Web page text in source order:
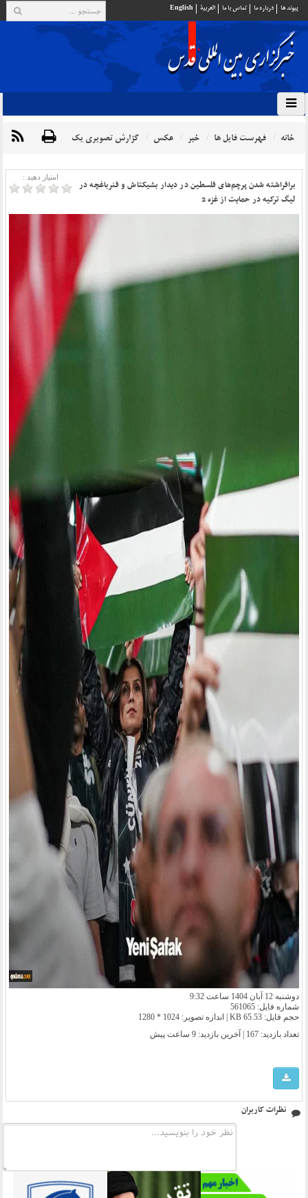
پيوند ها درباره ما تماس با ما العربية English
خانه فهرست فایل ها خبر عکس گزارش تصویری یک
امتیاز دهید :
برافراشته شدن پرچم‌های فلسطین در دیدار بشیکتاش و فنرباغچه در
لیگ ترکیه در حمایت از غزه 2
دوشنبه 12 آبان 1404 ساعت 9:32
شماره فایل: 561065
حجم فایل: 65.53 KB | اندازه تصویر: 1024 * 1280
تعداد بازدید: 167 | آخرین بازدید:
9 ساعت پیش
نظرات کاربران